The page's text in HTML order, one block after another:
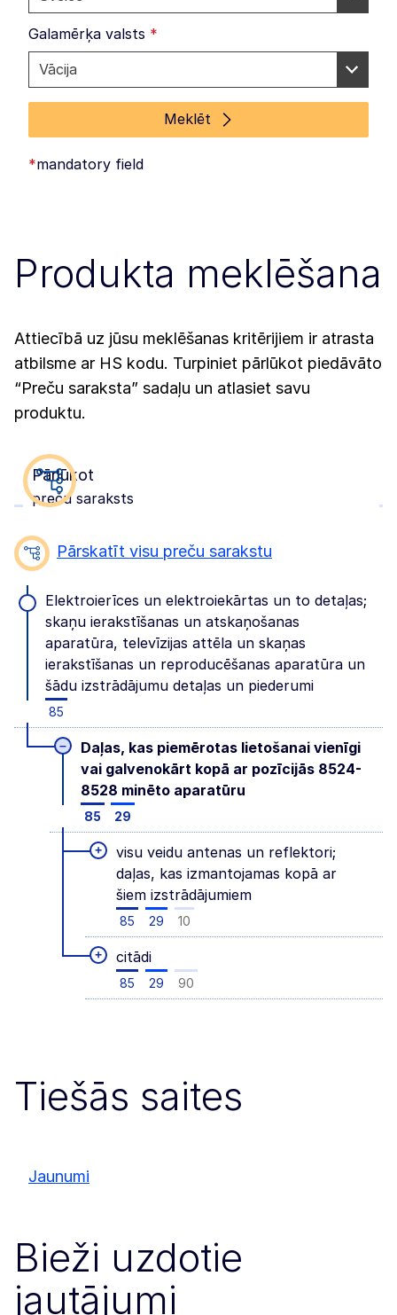
Galamērķa valsts *
Meklēt
*mandatory field
Produkta meklēšana
Attiecībā uz jūsu meklēšanas kritērijiem ir atrasta
atbilsme ar HS kodu. Turpiniet pārlūkot piedāvāto
“Preču saraksta” sadaļu un atlasiet savu
produktu.
Pārlūkot
preču saraksts
Pārskatīt visu preču sarakstu
Elektroierīces un elektroiekārtas un to detaļas;
skaņu ierakstīšanas un atskaņošanas
aparatūra, televīzijas attēla un skaņas
ierakstīšanas un reproducēšanas aparatūra un
šādu izstrādājumu detaļas un piederumi
85
–
Daļas, kas piemērotas lietošanai vienīgi
vai galvenokārt kopā ar pozīcijās 8524-
8528 minēto aparatūru
85 29
+
visu veidu antenas un reflektori;
daļas, kas izmantojamas kopā ar
šiem izstrādājumiem
85 29 10
+ citādi
85 29 90
Tiešās saites
Jaunumi
Bieži uzdotie
jautājumi